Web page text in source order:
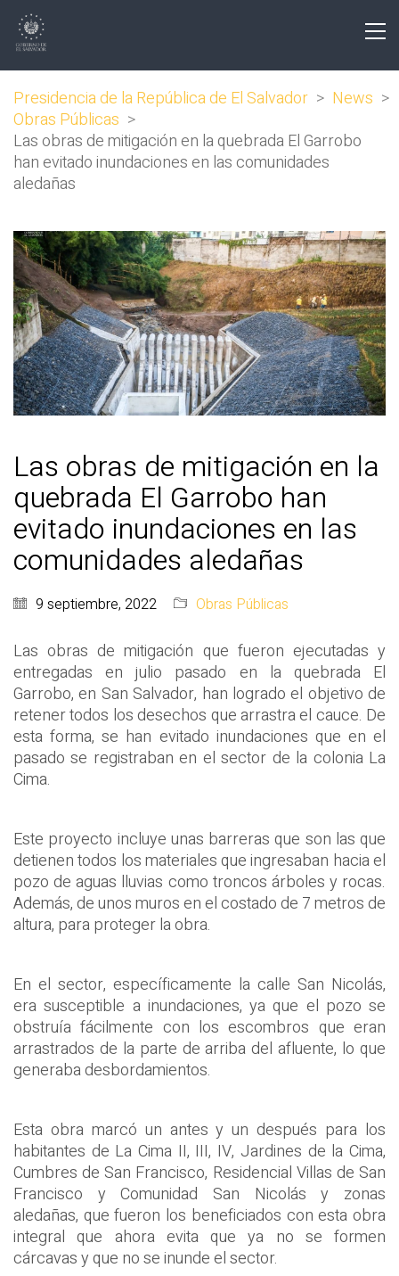
Presidencia de la República de El Salvador > News >
Obras Públicas >
Las obras de mitigación en la quebrada El Garrobo
han evitado inundaciones en las comunidades
aledañas
Las obras de mitigación en la
quebrada El Garrobo han
evitado inundaciones en las
comunidades aledañas
9 septiembre, 2022 Obras Públicas
Las obras de mitigación que fueron ejecutadas y
entregadas en julio pasado en la quebrada El
Garrobo, en San Salvador, han logrado el objetivo de
retener todos los desechos que arrastra el cauce. De
esta forma, se han evitado inundaciones que en el
pasado se registraban en el sector de la colonia La
Cima.
Este proyecto incluye unas barreras que son las que
detienen todos los materiales que ingresaban hacia el
pozo de aguas lluvias como troncos árboles y rocas.
Además, de unos muros en el costado de 7 metros de
altura, para proteger la obra.
En el sector, específicamente la calle San Nicolás,
era susceptible a inundaciones, ya que el pozo se
obstruía fácilmente con los escombros que eran
arrastrados de la parte de arriba del afluente, lo que
generaba desbordamientos.
Esta obra marcó un antes y un después para los
habitantes de La Cima II, III, IV, Jardines de la Cima,
Cumbres de San Francisco, Residencial Villas de San
Francisco y Comunidad San Nicolás y zonas
aledañas, que fueron los beneficiados con esta obra
integral que ahora evita que ya no se formen
cárcavas y que no se inunde el sector.